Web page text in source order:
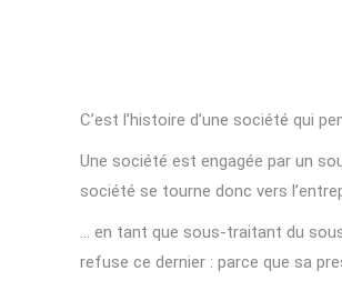
C’est l’histoire d’une société qui
Une société est engagée par un
société se tourne donc vers
… en tant que sous-traitant du
refuse ce dernier : parce que sa